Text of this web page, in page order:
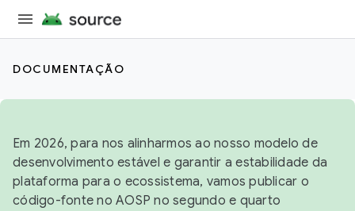
DOCUMENTAÇÃO
Em 2026, para nos alinharmos ao nosso modelo de
desenvolvimento estável e garantir a estabilidade da
plataforma para o ecossistema, vamos publicar o
código-fonte no AOSP no segundo e quarto